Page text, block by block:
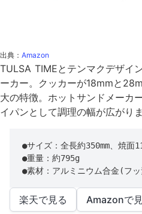
出典： Amazon
TULSA TIMEとテンマクデザイ
ーカー。クッカーが18mmと
大の特徴。ホットサンドメーカ
イパンとして調理の幅が広がりま
●サイズ：全長約350mm、焼面
●重量：約795g
●素材：アルミニウム合金(フ
楽天で見る Amazonで